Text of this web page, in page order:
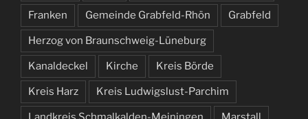
Franken Gemeinde Grabfeld-Rhön Grabfeld
Herzog von Braunschweig-Lüneburg
Kanaldeckel Kirche Kreis Börde
Kreis Harz Kreis Ludwigslust-Parchim